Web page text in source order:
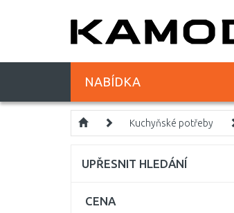
NABÍDKA
Kuchyňské potřeby
UPŘESNIT HLEDÁNÍ
CENA